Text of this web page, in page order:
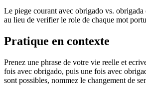
Le piege courant avec obrigado vs.
au lieu de verifier le role de chaque mot
Pratique en contexte
Prenez une phrase de votre vie reelle et
fois avec obrigado, puis une fois avec
sont possibles, nommez le changement de